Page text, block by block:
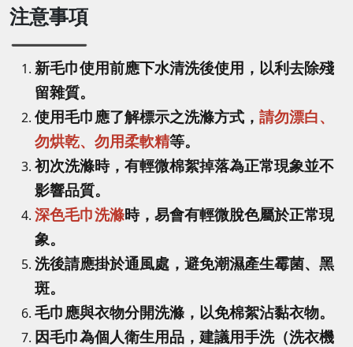
注意事項
新毛巾使用前應下水清洗後使用，以利去除殘
留雜質。
使用毛巾應了解標示之洗滌方式， 請勿漂白、
勿烘乾、勿用柔軟精等。
初次洗滌時，有輕微棉絮掉落為正常現象並不
影響品質。
深色毛巾洗滌時，易會有輕微脫色屬於正常現
象。
洗後請應掛於通風處，避免潮濕產生霉菌、黑
斑。
毛巾應與衣物分開洗滌，以免棉絮沾黏衣物。
因毛巾為個人衛生用品，建議用手洗（洗衣機